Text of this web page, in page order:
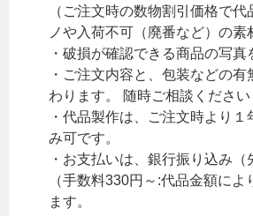
（ご注文時の数物割引価格で
ノや入荷不可（廃番など）の素
・破損が確認できる商品の写
・ご注文内容と、包装などの
わります。 随時ご相談ください
・代品製作は、ご注文時より
み可です。
・お支払いは、銀行振り込み
（手数料330円～:代品金額によ
ます。